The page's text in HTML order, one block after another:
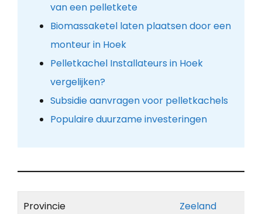
van een pelletkete
Biomassaketel laten plaatsen door een
monteur in Hoek
Pelletkachel Installateurs in Hoek
vergelijken?
Subsidie aanvragen voor pelletkachels
Populaire duurzame investeringen
Provincie Zeeland